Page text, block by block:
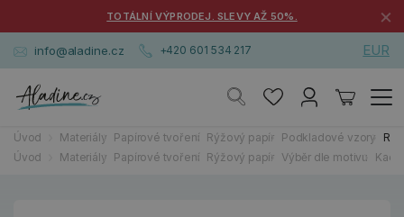
TOTÁLNÍ VÝPRODEJ. SLEVY AŽ 50%. ×
info@aladine.cz +420 601 534 217 EUR
Úvod Materiály Papírové tvoření Rýžový papír Podkladové vzory
Úvod
Materiály Papírové tvoření Rýžový papír Výběr dle motivu